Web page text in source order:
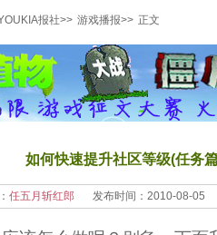
报社>> 游戏播报>> 正文
如何快速提升社区等级(任务
任五月斩红郎 发布时间：2010-08-05